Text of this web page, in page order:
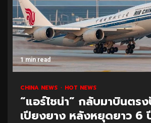
1 min read
CHINA NEWS HOT NEWS
“แอร์ไชน่า” กลับมาบินตร
เปียงยาง หลังหยุดยาว 6